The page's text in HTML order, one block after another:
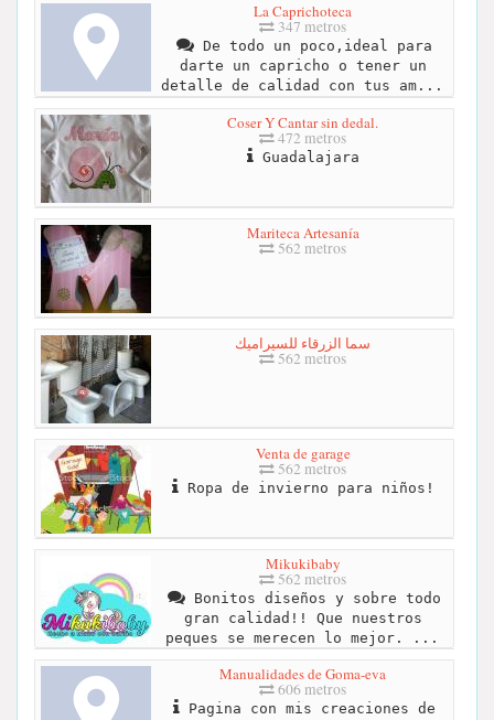
La Caprichoteca
347 metros
De todo un poco,ideal para
darte un capricho o tener un
detalle de calidad con tus am...
Coser Y Cantar sin dedal.
472 metros
Guadalajara
Mariteca Artesanía
562 metros
سما الزرقاء للسيراميك
562 metros
Venta de garage
562 metros
Ropa de invierno para niños!
Mikukibaby
562 metros
Bonitos diseños y sobre todo
gran calidad!! Que nuestros
peques se merecen lo mejor. ...
Manualidades de Goma-eva
606 metros
Pagina con mis creaciones de